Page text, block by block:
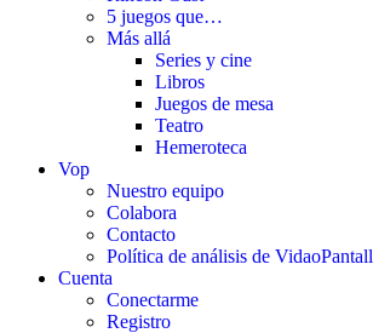
5 juegos que…
Más allá
Series y cine
Libros
Juegos de mesa
Teatro
Hemeroteca
Vop
Nuestro equipo
Colabora
Contacto
Política de análisis de
Cuenta
Conectarme
Registro